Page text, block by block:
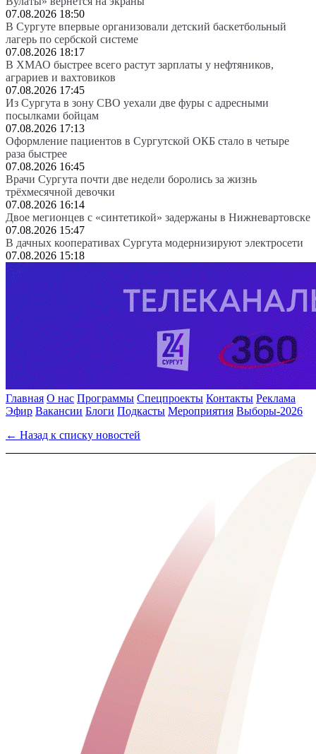
07.08.2026 18:50
В Сургуте впервые организовали детский баскетбольный
лагерь по сербской системе
07.08.2026 18:17
В ХМАО быстрее всего растут зарплаты у нефтяников,
аграриев и вахтовиков
07.08.2026 17:45
Из Сургута в зону СВО уехали две фуры с адресными
посылками бойцам
07.08.2026 17:13
Оформление пациентов в Сургутской ОКБ стало в четыре
раза быстрее
07.08.2026 16:45
Врачи Сургута почти две недели боролись за жизнь
трёхмесячной девочки
07.08.2026 16:14
Двое мегионцев с «синтетикой» задержаны в Нижневартовске
07.08.2026 15:47
В дачных кооперативах Сургута модернизируют электросети
07.08.2026 15:18
Главная О нас Программы Спецпроекты Контакты Реклама
Эфир Вакансии Блоги Подкасты Мероприятия Выборы-2026
← Назад к списку новостей